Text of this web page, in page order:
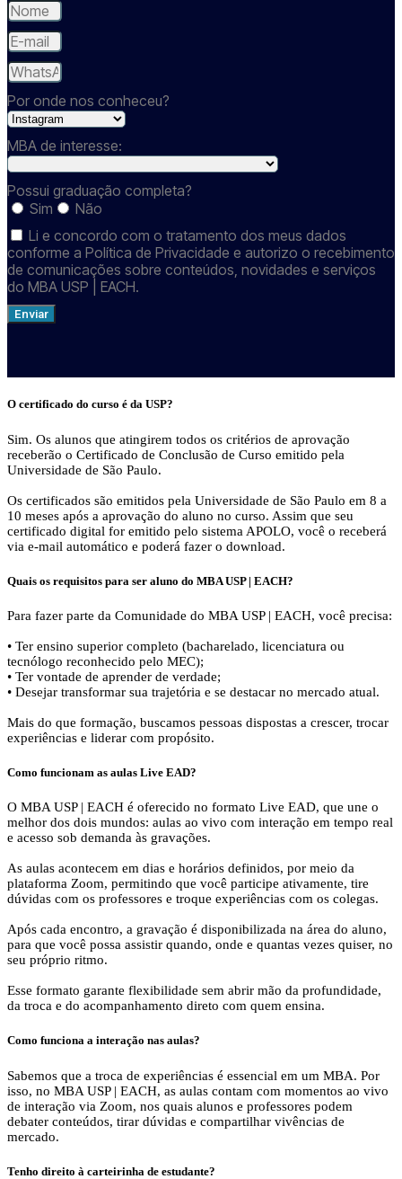
Por onde nos conheceu?
MBA de interesse:
Possui graduação completa?
Sim
Não
Li e concordo com o tratamento dos meus dados
conforme a Política de Privacidade e autorizo o recebimento
de comunicações sobre conteúdos, novidades e serviços
do MBA USP | EACH.
Enviar
O certificado do curso é da USP?
Sim. Os alunos que atingirem todos os critérios de aprovação
receberão o Certificado de Conclusão de Curso emitido pela
Universidade de São Paulo.
Os certificados são emitidos pela Universidade de São Paulo em 8 a
10 meses após a aprovação do aluno no curso. Assim que seu
certificado digital for emitido pelo sistema APOLO, você o receberá
via e-mail automático e poderá fazer o download.
Quais os requisitos para ser aluno do MBA USP | EACH?
Para fazer parte da Comunidade do MBA USP | EACH, você precisa:
• Ter ensino superior completo (bacharelado, licenciatura ou
tecnólogo reconhecido pelo MEC);
• Ter vontade de aprender de verdade;
• Desejar transformar sua trajetória e se destacar no mercado atual.
Mais do que formação, buscamos pessoas dispostas a crescer, trocar
experiências e liderar com propósito.
Como funcionam as aulas Live EAD?
O MBA USP | EACH é oferecido no formato Live EAD, que une o
melhor dos dois mundos: aulas ao vivo com interação em tempo real
e acesso sob demanda às gravações.
As aulas acontecem em dias e horários definidos, por meio da
plataforma Zoom, permitindo que você participe ativamente, tire
dúvidas com os professores e troque experiências com os colegas.
Após cada encontro, a gravação é disponibilizada na área do aluno,
para que você possa assistir quando, onde e quantas vezes quiser, no
seu próprio ritmo.
Esse formato garante flexibilidade sem abrir mão da profundidade,
da troca e do acompanhamento direto com quem ensina.
Como funciona a interação nas aulas?
Sabemos que a troca de experiências é essencial em um MBA. Por
isso, no MBA USP | EACH, as aulas contam com momentos ao vivo
de interação via Zoom, nos quais alunos e professores podem
debater conteúdos, tirar dúvidas e compartilhar vivências de
mercado.
Tenho direito à carteirinha de estudante?